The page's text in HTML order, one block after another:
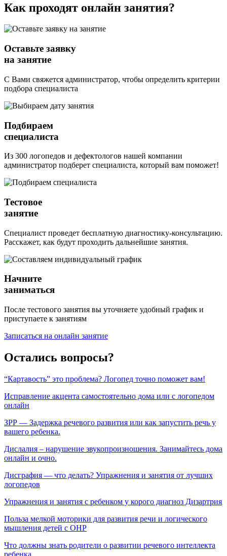
Как проходят онлайн занятия?
Оставьте заявку
на занятие
С Вами свяжется администратор, чтобы определить критерии
подбора специалиста
Подбираем
специалиста
Из 300 логопедов и дефектологов нашей компании
администратор подберет специалиста, который вам поможет!
Тестовое
занятие
Специалист проведет бесплатную диагностику-консультацию.
Расскажет, как будут проходить дальнейшие занятия.
Начните
заниматься
После тестового занятия вы уточняете удобный график и
приступаете к занятиям
Записаться на онлайн занятие
Остались вопросы?
“Картавость” это проблема? Логопед точно поможет вам!
Исправление акцента самостоятельно дома или с логопедом
онлайн
ЗРР — Задержка речевого развития или как запустить речь у
вашего ребенка.
Дислалия – нарушение звукопроизношения. Занимайтесь дома
онлайн и очно.
Дисграфия — что делать? Упражнения и занятия от лучших
логопедов
Упражнения и занятия с ребенком у корого диагноз Дизартрия
Польза мелкой моторики для развития речи и логического
мышления детей с ОНР
Что должны знать родители о развитии речевого интеллекта
ребенка.